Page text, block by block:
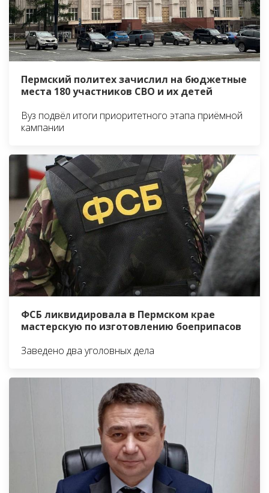
Пермский политех зачислил на бюджетные
места 180 участников СВО и их детей
Вуз подвёл итоги приоритетного этапа приёмной
кампании
ФСБ ликвидировала в Пермском крае
мастерскую по изготовлению боеприпасов
Заведено два уголовных дела